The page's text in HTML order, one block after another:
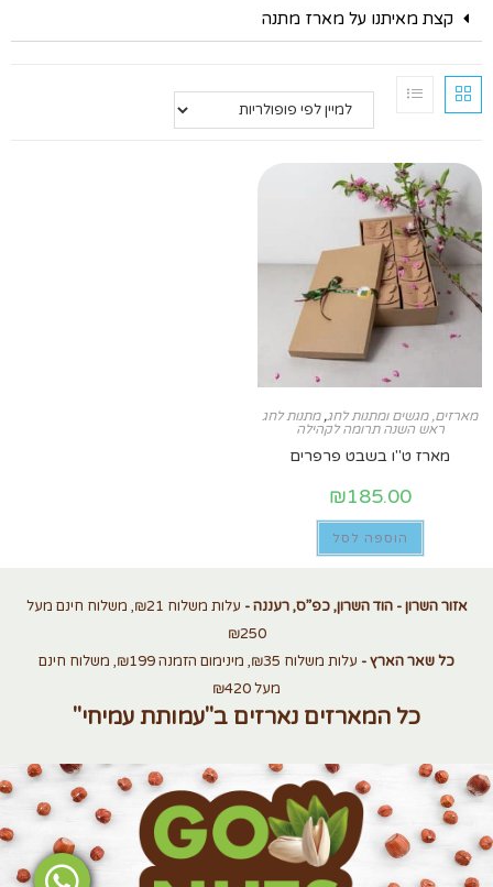
קצת מאיתנו על מארז מתנה
מארזים, מגשים ומתנות לחג,מתנות לחג
ראש השנה תרומה לקהילה
מארז ט"ו בשבט פרפרים
₪185.00
הוספה לסל
אזור השרון - הוד השרון, כפ”ס, רעננה -
עלות משלוח ₪21, משלוח חינם מעל
₪250
כל שאר הארץ -
עלות משלוח ₪35, מינימום הזמנה ₪199, משלוח חינם
מעל ₪420
כל המארזים נארזים ב"עמותת עמיחי"